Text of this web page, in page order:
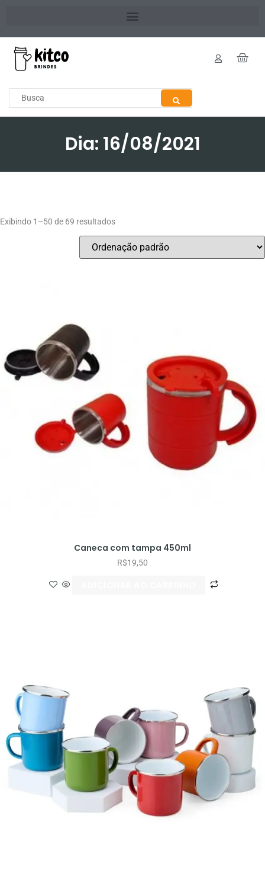
Dia: 16/08/2021
Exibindo 1–50 de 69 resultados
Caneca com tampa 450ml
R$19,50